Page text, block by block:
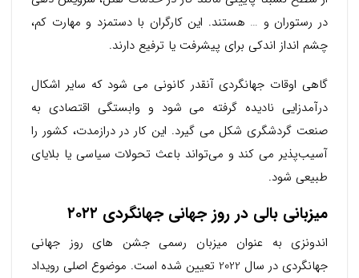
در رستوران و … هستند. این کارگران با دستمزد و مهارت کم،
چشم انداز اندکی برای پیشرفت یا ترفیع دارند.
گاهی اوقات جهانگردی آنقدر کانونی می شود که سایر اشکال
درآمدزایی نادیده گرفته می شود و وابستگی اقتصادی به
صنعت گردشگری شکل می گیرد. این کار در درازمدت، کشور را
آسیب‌پذیر می کند و می‌تواند باعث تحولات سیاسی یا بلایای
طبیعی شود.
میزبانی بالی در روز جهانی جهانگردی ۲۰۲۲
اندونزی به عنوان میزبان رسمی جشن های روز جهانی
جهانگردی در سال 2022 تعیین شده است. موضوع اصلی رویداد